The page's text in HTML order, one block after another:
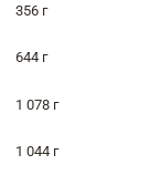
356 г
644 г
1 078 г
1 044 г